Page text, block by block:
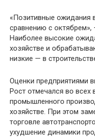
«Позитивные ожидания
сравнению с октябрем»,
Наиболее высокие
хозяйстве и
низкие — в
Оценки предприятиями
Рост отмечался во всех
промышленного
хозяйстве. При этом
торговле
ухудшение динамики